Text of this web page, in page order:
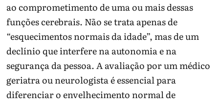
ao comprometimento de uma ou mais dessas
funções cerebrais. Não se trata apenas de
“esquecimentos normais da idade”, mas de um
declínio que interfere na autonomia e na
segurança da pessoa. A avaliação por um médico
geriatra ou neurologista é essencial para
diferenciar o envelhecimento normal de